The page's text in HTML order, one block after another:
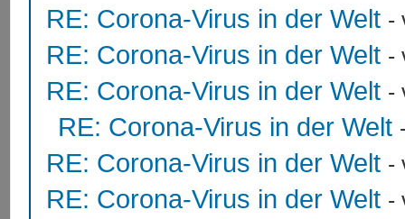
RE: Corona-Virus in der Welt -
RE: Corona-Virus in der Welt -
RE: Corona-Virus in der Welt -
RE: Corona-Virus in der Welt
RE: Corona-Virus in der Welt -
RE: Corona-Virus in der Welt -